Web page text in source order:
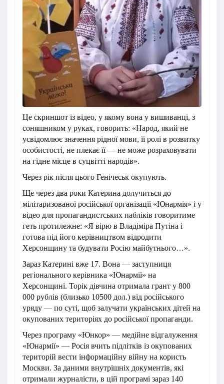
Це скриншот із відео, у якому вона у вишиванці, з
соняшником у руках, говорить: «Народ, який не
усвідомлює значення рідної мови, її ролі в розвитку
особистості, не плекає її — не може розраховувати
на гідне місце в суцвітті народів».
Через рік після цього Генічеськ окупують.
Ще через два роки Катерина долучиться до
мілітаризованої російської організації «Юнармія» і у
відео для пропагандистських пабліків говоритиме
геть протилежне: «Я вірю в Владіміра Путіна і
готова під його керівництвом відродити
Херсонщину та будувати Росію майбутнього…».
Зараз Катерині вже 17. Вона — заступниця
регіонального керівника «Юнармії» на
Херсонщині. Торік дівчина отримала грант у 800
000 рублів (близько 10500 дол.) від російського
уряду — по суті, щоб залучати українських дітей на
окупованих територіях до російської пропаганди.
Через програму «Юнкор» — медійне відгалуження
«Юнармії» — Росія вчить підлітків із окупованих
територій вести інформаційну війну на користь
Москви. За даними внутрішніх документів, які
отримали журналісти, в цій програмі зараз 140